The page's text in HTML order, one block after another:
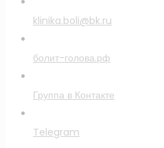
klinika.boli@bk.ru
болит-голова.рф
Группа в Контакте
Telegram